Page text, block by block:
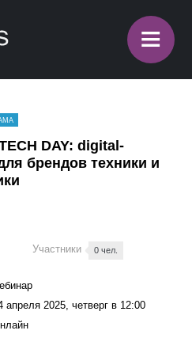
≡
DAY: digital-
брендов техники и
Участники 0 чел.
апреля 2025, четверг в 12:00